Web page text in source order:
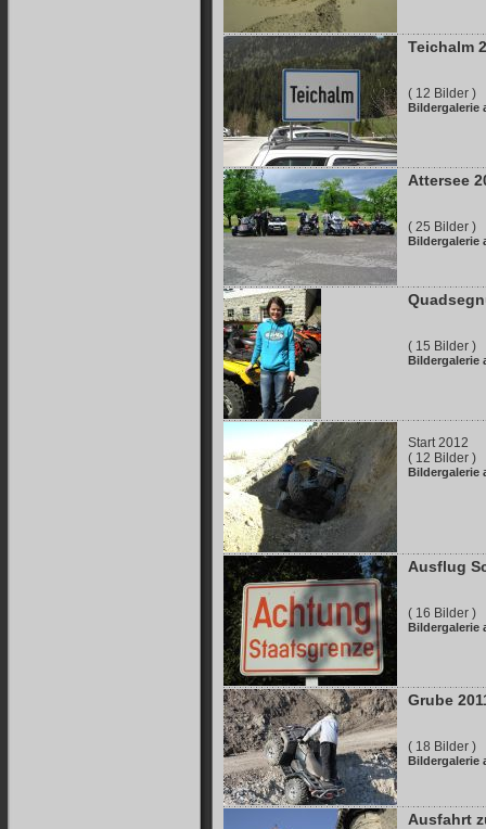
Teichalm
( 12 Bilder )
Bildergalerie
Attersee
( 25 Bilder )
Bildergalerie
( 15 Bilder )
Bildergalerie
Start 2012
( 12 Bilder )
Bildergalerie
Ausflug
( 16 Bilder )
Bildergalerie
Grube
( 18 Bilder )
Bildergalerie
Ausfahrt